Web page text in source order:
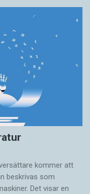
­kommer att
beskrivas som
Det visar en